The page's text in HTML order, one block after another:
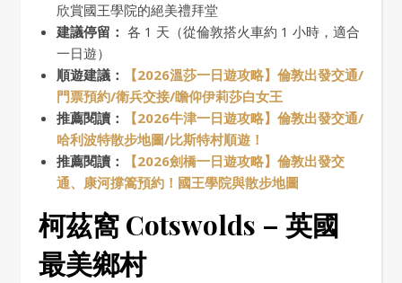
欣賞國王學院的絕美禮拜堂
建議停留： 各 1 天（從倫敦搭火車約 1 小時，適合
一日遊）
順遊建議：
【2026溫莎一日遊攻略】倫敦出發交通/
門票預約/衛兵交接/瞻仰伊莉莎白女王
推薦閱讀：
【2026牛津一日遊攻略】倫敦出發交通/
哈利波特散步地圖/比斯特村順遊！
推薦閱讀：
【2026劍橋一日遊攻略】倫敦出發交
通、康河撐篙預約！國王學院與散步地圖
柯茲窩 Cotswolds – 英國
最美鄉村